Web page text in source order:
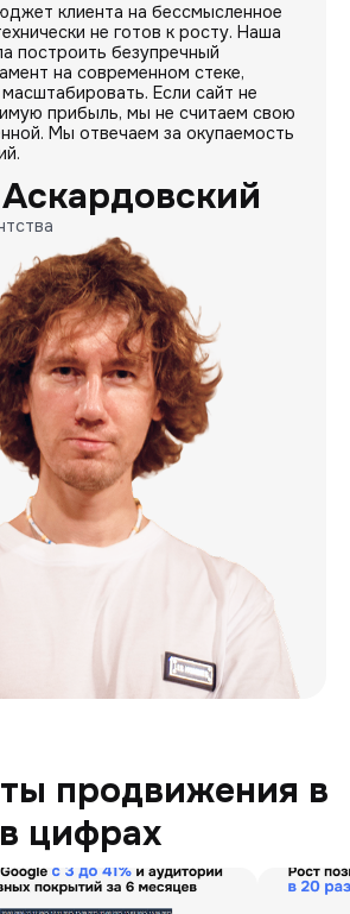
клиента на бессмысленное
не готов к росту. Наша
построить безупречный
на современном стеке,
Если сайт не
прибыль, мы не считаем свою
Мы отвечаем за окупаемость
продвижения в
цифрах